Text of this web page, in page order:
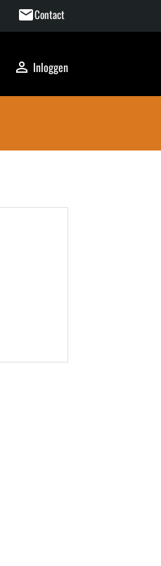
mailContact
 Inloggen